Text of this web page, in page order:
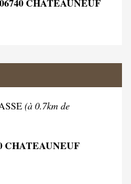
(à 0.7km de
CHATEAUNEUF